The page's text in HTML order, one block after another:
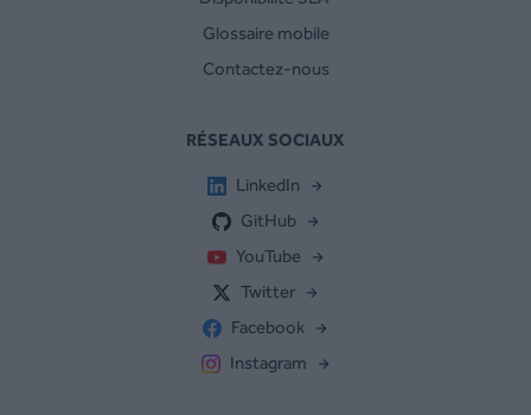
Glossaire mobile
Contactez-nous
RÉSEAUX SOCIAUX
LinkedIn
GitHub
YouTube
Twitter
Facebook
Instagram